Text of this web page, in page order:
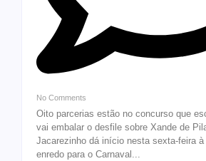
No Comments
Oito parcerias estão no concurso que
vai embalar o desfile sobre Xande de
Jacarezinho dá início nesta sexta-feira
enredo para o Carnaval...